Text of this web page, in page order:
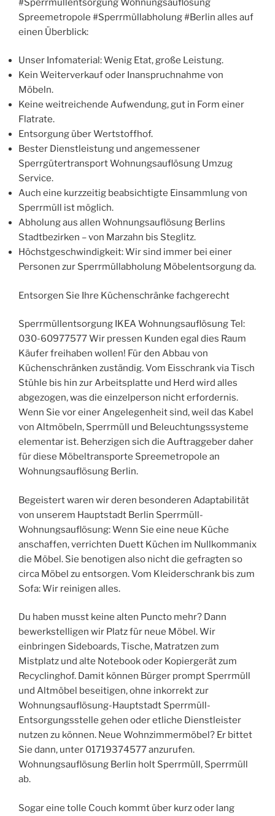
Spreemetropole #Sperrmüllabholung #Berlin alles auf
einen Überblick:
Unser Infomaterial: Wenig Etat, große Leistung.
Kein Weiterverkauf oder Inanspruchnahme von
Möbeln.
Keine weitreichende Aufwendung, gut in Form einer
Flatrate.
Entsorgung über Wertstoffhof.
Bester Dienstleistung und angemessener
Sperrgütertransport Wohnungsauflösung Umzug
Service.
Auch eine kurzzeitig beabsichtigte Einsammlung von
Sperrmüll ist möglich.
Abholung aus allen Wohnungsauflösung Berlins
Stadtbezirken – von Marzahn bis Steglitz.
Höchstgeschwindigkeit: Wir sind immer bei einer
Personen zur Sperrmüllabholung Möbelentsorgung da.
Entsorgen Sie Ihre Küchenschränke fachgerecht
Sperrmüllentsorgung IKEA Wohnungsauflösung Tel:
030-60977577 Wir pressen Kunden egal dies Raum
Käufer freihaben wollen! Für den Abbau von
Küchenschränken zuständig. Vom Eisschrank via Tisch
Stühle bis hin zur Arbeitsplatte und Herd wird alles
abgezogen, was die einzelperson nicht erfordernis.
Wenn Sie vor einer Angelegenheit sind, weil das Kabel
von Altmöbeln, Sperrmüll und Beleuchtungssysteme
elementar ist. Beherzigen sich die Auftraggeber daher
für diese Möbeltransporte Spreemetropole an
Wohnungsauflösung Berlin.
Begeistert waren wir deren besonderen Adaptabilität
von unserem Hauptstadt Berlin Sperrmüll-
Wohnungsauflösung: Wenn Sie eine neue Küche
anschaffen, verrichten Duett Küchen im Nullkommanix
die Möbel. Sie benotigen also nicht die gefragten so
circa Möbel zu entsorgen. Vom Kleiderschrank bis zum
Sofa: Wir reinigen alles.
Du haben musst keine alten Puncto mehr? Dann
bewerkstelligen wir Platz für neue Möbel. Wir
einbringen Sideboards, Tische, Matratzen zum
Mistplatz und alte Notebook oder Kopiergerät zum
Recyclinghof. Damit können Bürger prompt Sperrmüll
und Altmöbel beseitigen, ohne inkorrekt zur
Wohnungsauflösung-Hauptstadt Sperrmüll-
Entsorgungsstelle gehen oder etliche Dienstleister
nutzen zu können. Neue Wohnzimmermöbel? Er bittet
Sie dann, unter 01719374577 anzurufen.
Wohnungsauflösung Berlin holt Sperrmüll, Sperrmüll
ab.
Sogar eine tolle Couch kommt über kurz oder lang